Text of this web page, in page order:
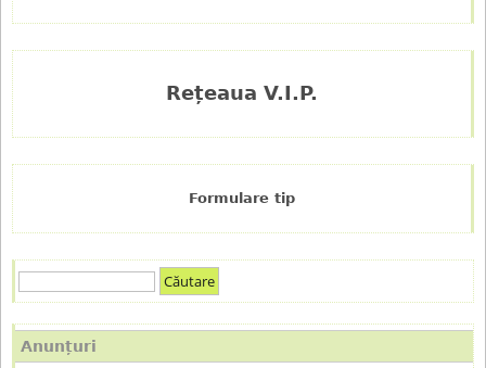
Rețeaua V.I.P.
Formulare tip
F
o
ă
u
t
Anunțuri